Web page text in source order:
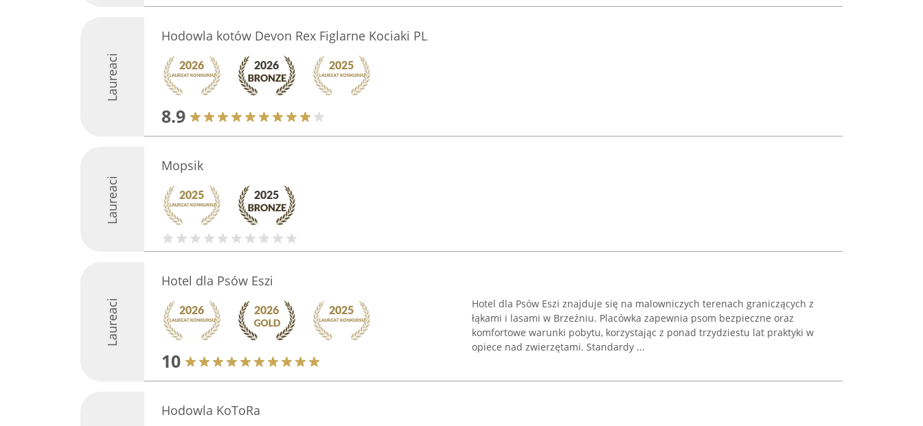
Laureaci
Hodowla kotów Devon Rex Figlarne Kociaki PL
8.9
Laureaci
Mopsik
Laureaci
Hotel dla Psów Eszi
10
Hotel dla Psów Eszi znajduje się na malowniczych terenach graniczących z
łąkami i lasami w Brzeźniu. Placówka zapewnia psom bezpieczne oraz
komfortowe warunki pobytu, korzystając z ponad trzydziestu lat praktyki w
opiece nad zwierzętami. Standardy ...
Hodowla KoToRa